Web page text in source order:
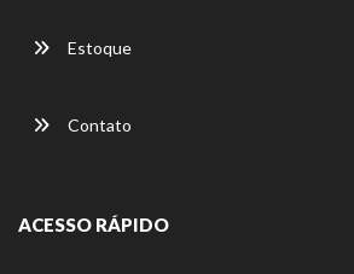
Estoque
Contato
ACESSO RÁPIDO